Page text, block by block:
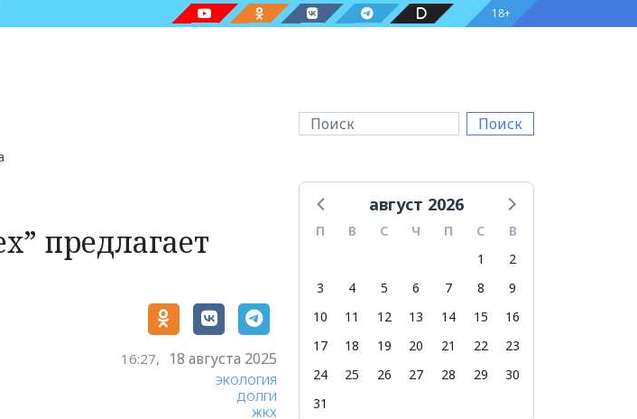
18+
Поиск
предлагает
16:27, 18 августа 2025
ЭКОЛОГИЯ
ДОЛГИ
ЖКХ
август 2026
П В С Ч П С
В
1
2
3
4 5 6 7 8
9
10
11 12 13 14 15
16
17
18 19 20 21 22
23
24
25 26 27 28 29
30
31